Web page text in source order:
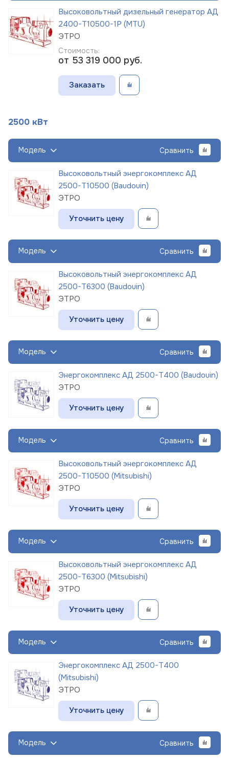
Высоковольтный дизельный генератор АД
2400-Т10500-1Р (MTU)
ЭТРО
Стоимость:
от 53 319 000 руб.
Заказать
2500 кВт
Модель Сравнить
Высоковольтный энергокомплекс АД
2500-Т10500 (Baudouin)
ЭТРО
Уточнить цену
Модель Сравнить
Высоковольтный энергокомплекс АД
2500-Т6300 (Baudouin)
ЭТРО
Уточнить цену
Модель Сравнить
Энергокомплекс АД 2500-Т400 (Baudouin)
ЭТРО
Уточнить цену
Модель Сравнить
Высоковольтный энергокомплекс АД
2500-Т10500 (Mitsubishi)
ЭТРО
Уточнить цену
Модель Сравнить
Высоковольтный энергокомплекс АД
2500-Т6300 (Mitsubishi)
ЭТРО
Уточнить цену
Модель Сравнить
Энергокомплекс АД 2500-Т400
(Mitsubishi)
ЭТРО
Уточнить цену
Модель Сравнить